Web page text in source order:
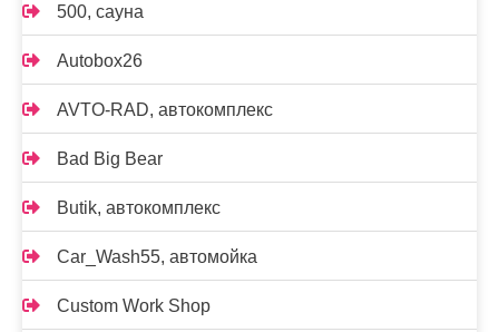
500, сауна
Autobox26
AVTO-RAD, автокомплекс
Bad Big Bear
Butik, автокомплекс
Car_Wash55, автомойка
Custom Work Shop